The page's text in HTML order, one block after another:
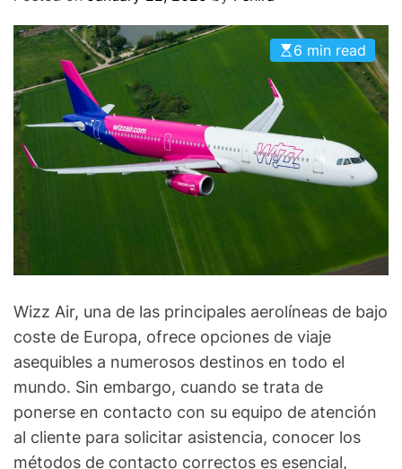
D
E
6 min read
Wizz Air, una de las principales aerolíneas de bajo
coste de Europa, ofrece opciones de viaje
asequibles a numerosos destinos en todo el
mundo. Sin embargo, cuando se trata de
ponerse en contacto con su equipo de atención
al cliente para solicitar asistencia, conocer los
métodos de contacto correctos es esencial,